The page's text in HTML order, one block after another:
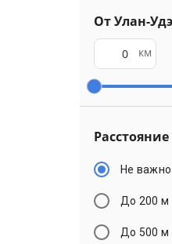
От Улан-Удэ
км
Не важно
До 200 м
До 500 м